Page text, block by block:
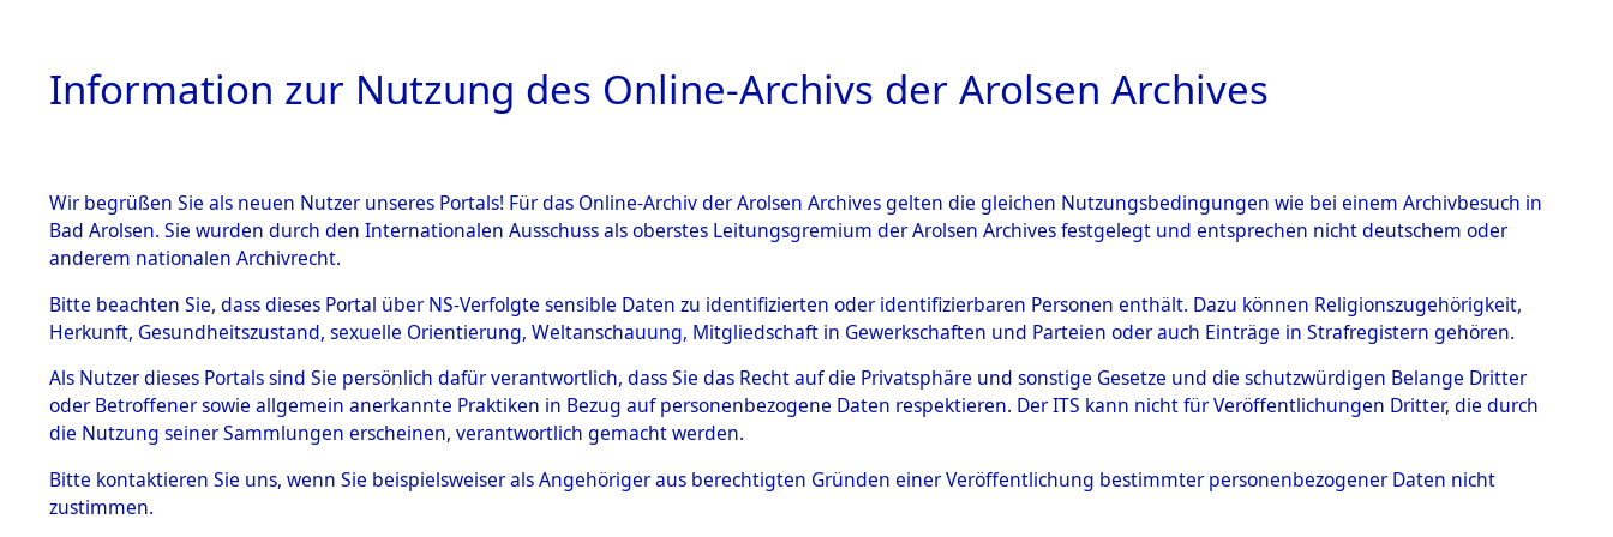
HOME BESTANDSBESCHREIBUNG ARCHIVALE ÜBERSICHT BILD
BESTÄNDE
Inhaftierungsdoku
mente
5. Verschiedenes
Todesmärsche
5.3.1 Alliierte
Ermittlungen zu den Orten Siegelbach - Sülztorf bei Schwerin→
0003 (84601442)→0015 (84601457)
0015 (84601457)
Information zur Nutzung des Online-Archivs der Arolsen Archives
Wir begrüßen Sie als neuen Nutzer unseres Portals! Für das Online-Archiv der Arolsen Archives gelten die gleichen Nutzungsbedingungen wie bei einem Archivbesuch in
Bad Arolsen. Sie wurden durch den Internationalen Ausschuss als oberstes Leitungsgremium der Arolsen Archives festgelegt und entsprechen nicht deutschem oder
anderem nationalen Archivrecht.
Bitte beachten Sie, dass dieses Portal über NS-Verfolgte sensible Daten zu identifizierten oder identifizierbaren Personen enthält. Dazu können Religionszugehörigkeit,
Herkunft, Gesundheitszustand, sexuelle Orientierung, Weltanschauung, Mitgliedschaft in Gewerkschaften und Parteien oder auch Einträge in Strafregistern gehören.
Als Nutzer dieses Portals sind Sie persönlich dafür verantwortlich, dass Sie das Recht auf die Privatsphäre und sonstige Gesetze und die schutzwürdigen Belange Dritter
oder Betroffener sowie allgemein anerkannte Praktiken in Bezug auf personenbezogene Daten respektieren. Der ITS kann nicht für Veröffentlichungen Dritter, die durch
die Nutzung seiner Sammlungen erscheinen, verantwortlich gemacht werden.
Bitte kontaktieren Sie uns, wenn Sie beispielsweiser als Angehöriger aus berechtigten Gründen einer Veröffentlichung bestimmter personenbezogener Daten nicht
zustimmen.